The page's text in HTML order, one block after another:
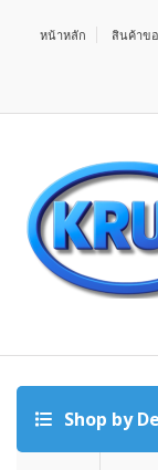
หน้าหลัก สินค้าขอ
Shop by